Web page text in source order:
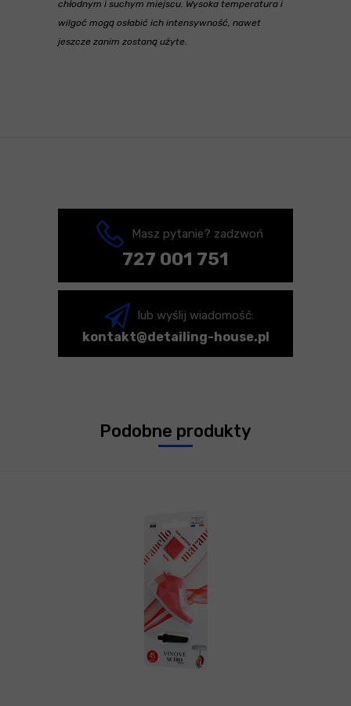
chłodnym i suchym miejscu. Wysoka temperatura i
wilgoć mogą osłabić ich intensywność, nawet
jeszcze zanim zostaną użyte.
Masz pytanie? zadzwoń
727 001 751
lub wyślij wiadomość:
kontakt@detailing-house.pl
Podobne produkty